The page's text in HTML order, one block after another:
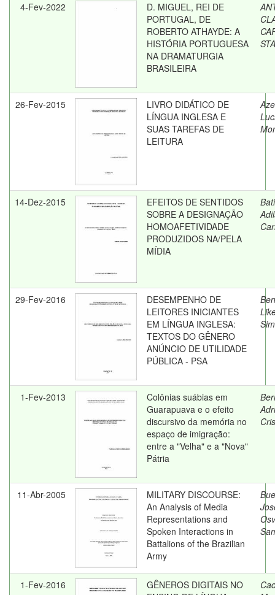
4-Fev-2022
D. MIGUEL, REI DE
PORTUGAL, DE
ROBERTO ATHAYDE: A
HISTÓRIA PORTUGUESA
NA DRAMATURGIA
BRASILEIRA
26-Fev-2015
LIVRO DIDÁTICO DE
LÍNGUA INGLESA E
SUAS TAREFAS DE
LEITURA
14-Dez-2015
EFEITOS DE SENTIDOS
SOBRE A DESIGNAÇÃO
HOMOAFETIVIDADE
PRODUZIDOS NA/PELA
MÍDIA
29-Fev-2016
DESEMPENHO DE
LEITORES INICIANTES
EM LÍNGUA INGLESA:
TEXTOS DO GÊNERO
ANÚNCIO DE UTILIDADE
PÚBLICA - PSA
1-Fev-2013
Colônias suábias em
Guarapuava e o efeito
discursivo da memória no
espaço de imigração:
entre a "Velha" e a "Nova"
Pátria
11-Abr-2005
MILITARY DISCOURSE:
An Analysis of Media
Representations and
Spoken Interactions in
Battalions of the Brazilian
Army
1-Fev-2016
GÊNEROS DIGITAIS NO